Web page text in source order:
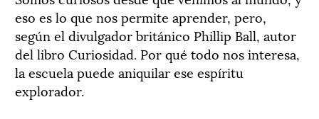
eso es lo que nos permite aprender, pero,
según el divulgador británico Phillip Ball, autor
del libro Curiosidad. Por qué todo nos interesa,
la escuela puede aniquilar ese espíritu
explorador.